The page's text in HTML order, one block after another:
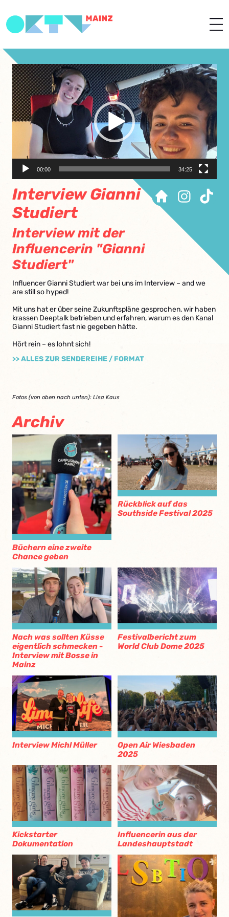
Video-
Player
00:00 34:25
Interview Gianni
Studiert
Interview mit der
Influencerin "Gianni
Studiert"
Influencer Gianni Studiert war bei uns im Interview – and we
are still so hyped!
Mit uns hat er über seine Zukunftspläne gesprochen, wir haben
krassen Deeptalk betrieben und erfahren, warum es den Kanal
Gianni Studiert fast nie gegeben hätte.
Hört rein – es lohnt sich!
>> ALLES ZUR SENDEREIHE / FORMAT
Fotos (von oben nach unten): Lisa Kaus
Archiv
Büchern eine zweite
Chance geben
Rückblick auf das
Southside Festival 2025
Nach was sollten Küsse
eigentlich schmecken -
Interview mit Bosse in
Mainz
Festivalbericht zum
World Club Dome 2025
Interview Michl Müller
Open Air Wiesbaden
2025
Kickstarter
Dokumentation
Influencerin aus der
Landeshauptstadt